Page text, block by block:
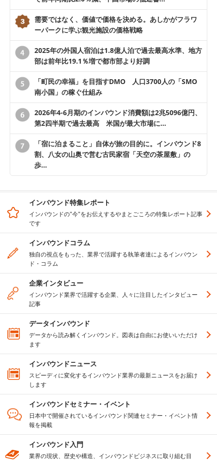
需要ではなく、価値で価格を決める。あしかがフラワ
ーパークに学ぶ観光施設の価格戦略
2025年の外国人宿泊は1.8億人泊で過去最高水準、地方
部は前年比19.1％増で都市部より好調
「町民の幸福」を目指すDMO 人口3700人の「SMO
南小国」の稼ぐ仕組み
2026年4-6月期のインバウンド消費額は2兆5096億円、
第2四半期で過去最高 米国が最大市場に…
「宿に泊まること」自体が旅の目的に。インバウンド8
割、八女の山奥で営む古民家宿「天空の茶屋敷」の
歩…
インバウンド特集レポート
インバウンドの"今"をお伝えするやまとごころの特集レポート記事
です
インバウンドコラム
独自の視点をもった、業界で活躍する執筆者達によるインバウン
ド・コラム
企業インタビュー
インバウンド業界で活躍する企業、人々に注目したインタビュー
記事
データインバウンド
データから読み解くインバウンド。図表は自由にお使いいただけ
ます
インバウンドニュース
スピーディに変化するインバウンド業界の最新ニュースをお届け
します
インバウンドセミナー・イベント
日本中で開催されているインバウンド関連セミナー・イベント情
報を掲載
インバウンド入門
業界の現状、歴史や構造、インバウンドビジネスに取り組む目